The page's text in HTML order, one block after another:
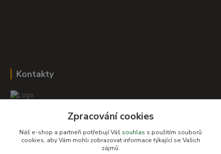
Kontakty
+420 604 278 943
obchod-detskysvet@seznam.cz
Zpracování cookies
Náš e-shop a partneři potřebují Váš souhlas s použitím souborů
cookies, aby Vám mohli zobrazovat informace týkající se Vašich
zájmů.